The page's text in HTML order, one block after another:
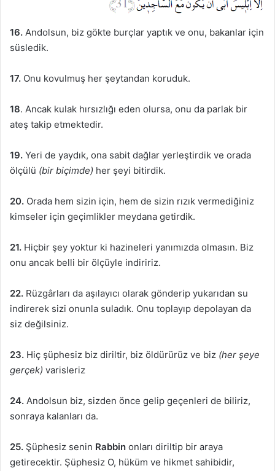
16. Andolsun, biz gökte burçlar yaptık ve onu, bakanlar için
süsledik.
17. Onu kovulmuş her şeytandan koruduk.
18. Ancak kulak hırsızlığı eden olursa, onu da parlak bir
ateş takip etmektedir.
19. Yeri de yaydık, ona sabit dağlar yerleştirdik ve orada
ölçülü (bir biçimde) her şeyi bitirdik.
20. Orada hem sizin için, hem de sizin rızık vermediğiniz
kimseler için geçimlikler meydana getirdik.
21. Hiçbir şey yoktur ki hazineleri yanımızda olmasın. Biz
onu ancak belli bir ölçüyle indiririz.
22. Rüzgârları da aşılayıcı olarak gönderip yukarıdan su
indirerek sizi onunla suladık. Onu toplayıp depolayan da
siz değilsiniz.
23. Hiç şüphesiz biz diriltir, biz öldürürüz ve biz (her şeye
gerçek) varisleriz
24. Andolsun biz, sizden önce gelip geçenleri de biliriz,
sonraya kalanları da.
25. Şüphesiz senin Rabbin onları diriltip bir araya
getirecektir. Şüphesiz O, hüküm ve hikmet sahibidir,